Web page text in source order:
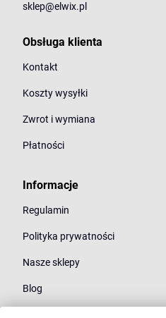
sklep@elwix.pl
Obsługa klienta
Kontakt
Koszty wysyłki
Zwrot i wymiana
Płatności
Informacje
Regulamin
Polityka prywatności
Nasze sklepy
Blog